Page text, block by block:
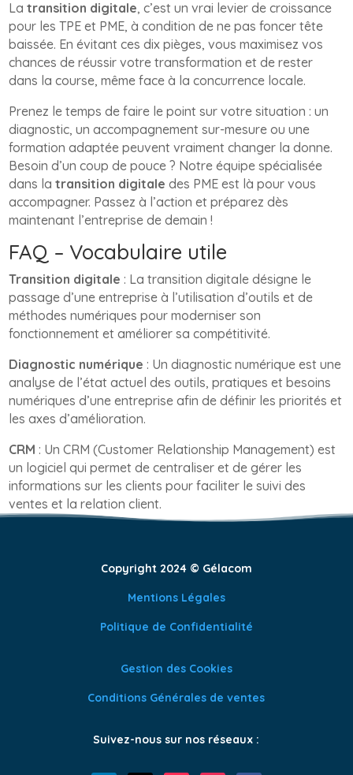
Latransition digitale, c’est un vrai levier de croissance
pour les TPE et PME, à condition de ne pas foncer tête
baissée. En évitant ces dix pièges, vous maximisez vos
chances de réussir votre transformation et de rester
dans la course, même face à la concurrence locale.
Prenez le temps de faire le point sur votre situation : un
diagnostic, un accompagnement sur-mesure ou une
formation adaptée peuvent vraiment changer la donne.
Besoin d’un coup de pouce ? Notre équipe spécialisée
dans latransition digitale des PME est là pour vous
accompagner. Passez à l’action et préparez dès
maintenant l’entreprise de demain !
FAQ – Vocabulaire utile
Transition digitale : La transition digitale désigne le
passage d’une entreprise à l’utilisation d’outils et de
méthodes numériques pour moderniser son
fonctionnement et améliorer sa compétitivité.
Diagnostic numérique : Un diagnostic numérique est une
analyse de l’état actuel des outils, pratiques et besoins
numériques d’une entreprise afin de définir les priorités et
les axes d’amélioration.
CRM : Un CRM (Customer Relationship Management) est
un logiciel qui permet de centraliser et de gérer les
informations sur les clients pour faciliter le suivi des
ventes et la relation client.
Copyright 2024 © Gélacom
Mentions Légales
Politique de Confidentialité
Gestion des Cookies
Conditions Générales de ventes
Suivez-nous sur nos réseaux :